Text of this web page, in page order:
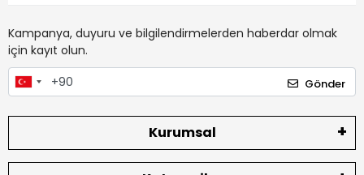
Kampanya, duyuru ve bilgilendirmelerden haberdar olmak
için kayıt olun.
Gönder
Kurumsal